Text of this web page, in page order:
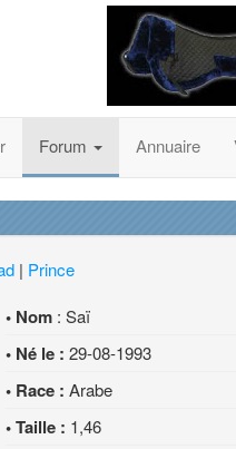
Forum Annuaire
| Prince
• Nom : Saï
• Né le : 29-08-1993
• Race : Arabe
• Taille : 1,46